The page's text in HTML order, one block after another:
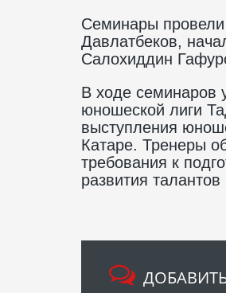
Семинары провели
Давлатбеков,
Салохиддин
В ходе семинаров
юношеской лиги
выступления
Катаре. Тренеры
требования к
развития талантов